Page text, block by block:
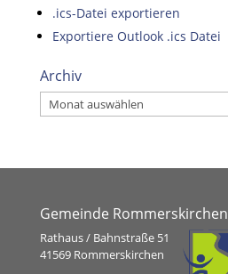
.ics-Datei exportieren
Exportiere Outlook .ics Datei
Archiv
Archiv
Gemeinde Rommerskirchen
Rathaus / Bahnstraße 51
41569 Rommerskirchen